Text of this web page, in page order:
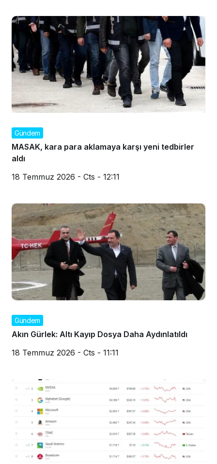
Gündem
MASAK, kara para aklamaya karşı yeni tedbirler
aldı
18 Temmuz 2026 - Cts - 12:11
Gündem
Akın Gürlek: Altı Kayıp Dosya Daha Aydınlatıldı
18 Temmuz 2026 - Cts - 11:11